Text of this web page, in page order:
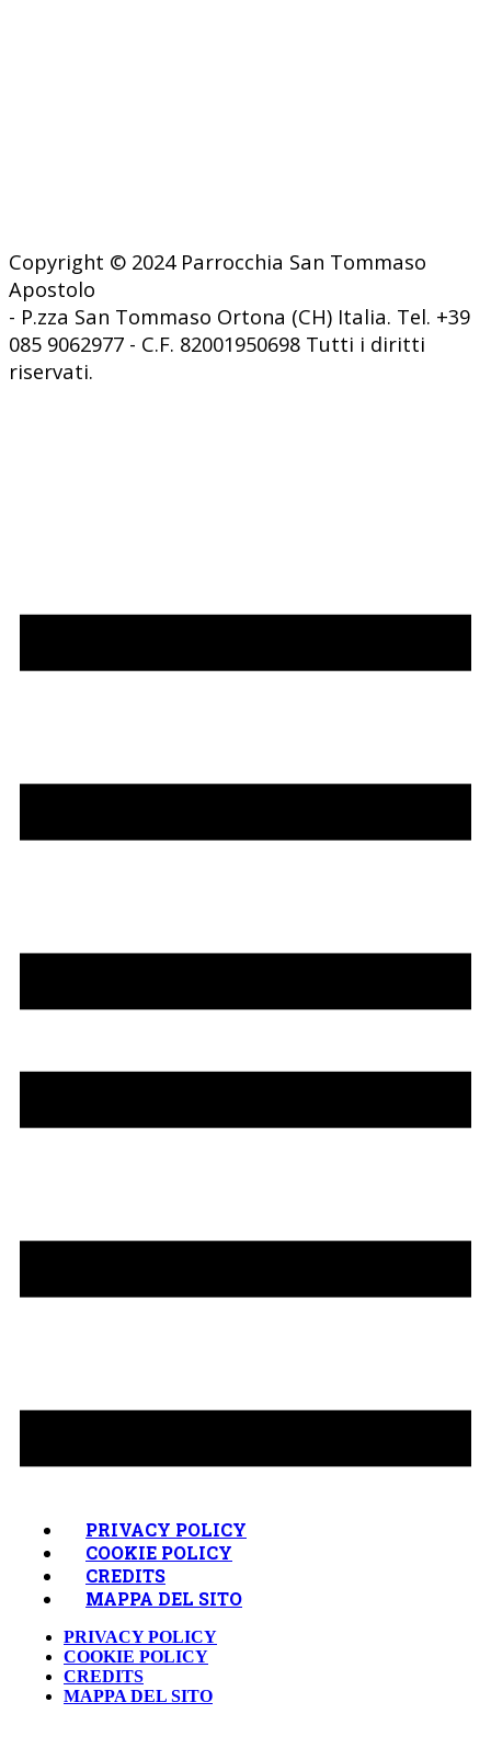
Copyright © 2024 Parrocchia San Tommaso
Apostolo
- P.zza San Tommaso Ortona (CH) Italia. Tel. +39
085 9062977 - C.F. 82001950698 Tutti i diritti
riservati.
PRIVACY POLICY
COOKIE POLICY
CREDITS
MAPPA DEL SITO
PRIVACY POLICY
COOKIE POLICY
CREDITS
MAPPA DEL SITO